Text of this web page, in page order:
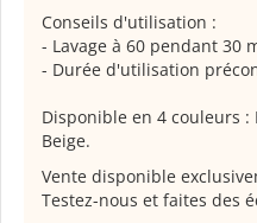
Conseils d'utilisation :
- Lavage à 60 pendant 30
- Durée d'utilisation
Disponible en 4 couleurs
Beige.
Vente disponible
Testez-nous et faites des